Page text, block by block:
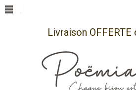
Livraison OFFERTE